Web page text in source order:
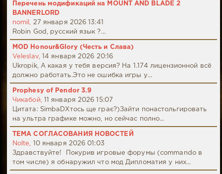
Перечень модификаций на MOUNT AND BLADE 2
BANNERLORD
nomil,
27 января 2026 13:41
Robin God, русский язык ?...
MOD Honour&Glory (Честь и Слава)
Veleslav,
14 января 2026 20:16
Ukropik, А какая у тебя версия? На 1.174 лицензионной всё
должно работать.Это не ошибка игры у...
Prophesy of Pendor 3.9
Чикабой,
11 января 2026 15:07
Цитата: SimbaDХтось ще грає?)Зайти понастольгировать
на ультра графике можно, но сейчас полно...
ТЕМА СОГЛАСОВАНИЯ НОВОСТЕЙ
Nolte,
10 января 2026 01:03
Здравствуйте! Покурив игровые форумы (commando в
том числе) я обнаружил что мод Дипломатия у них...